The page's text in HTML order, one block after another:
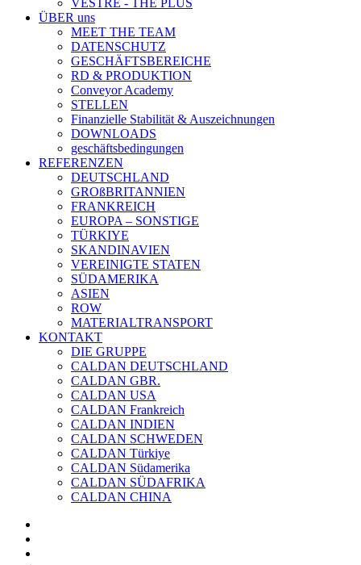
VESTRE - THE PLUS
ÜBER uns
MEET THE TEAM
DATENSCHUTZ
GESCHÄFTSBEREICHE
RD & PRODUKTION
Conveyor Academy
STELLEN
Finanzielle Stabilität & Auszeichnungen
DOWNLOADS
geschäftsbedingungen
REFERENZEN
DEUTSCHLAND
GROßBRITANNIEN
FRANKREICH
EUROPA – SONSTIGE
TÜRKIYE
SKANDINAVIEN
VEREINIGTE STATEN
SÜDAMERIKA
ASIEN
ROW
MATERIALTRANSPORT
KONTAKT
DIE GRUPPE
CALDAN DEUTSCHLAND
CALDAN GBR.
CALDAN USA
CALDAN Frankreich
CALDAN INDIEN
CALDAN SCHWEDEN
CALDAN Türkiye
CALDAN Südamerika
CALDAN SÜDAFRIKA
CALDAN CHINA